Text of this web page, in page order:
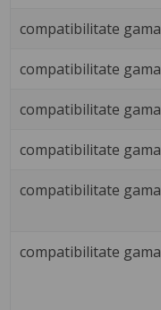
compatibilitate gama
compatibilitate gama
compatibilitate gama
compatibilitate gama
compatibilitate gama
compatibilitate gama